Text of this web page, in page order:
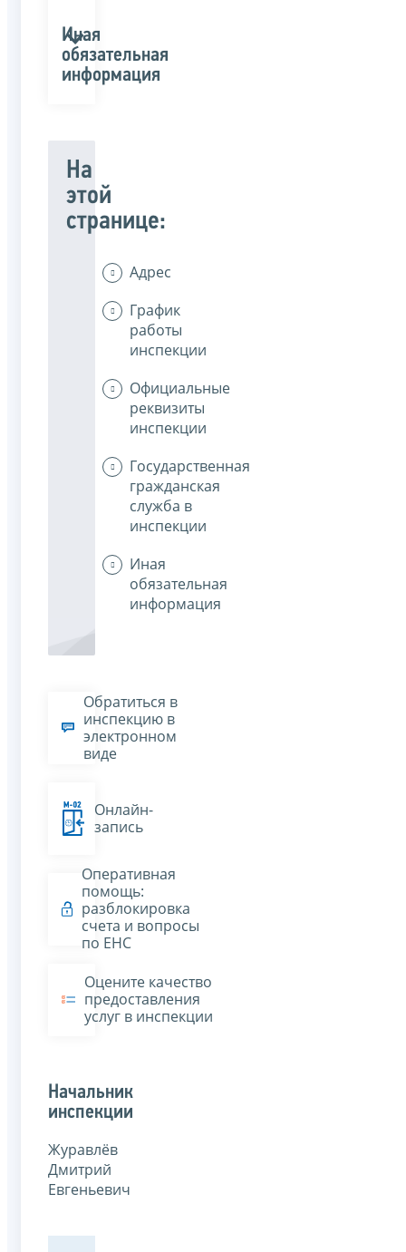
Иная
обязательная
информация
На
этой
странице:
Адрес
График
работы
инспекции
Официальные
реквизиты
инспекции
Государственная
гражданская
служба в
инспекции
Иная
обязательная
информация
Обратиться в
инспекцию в
электронном
виде
Онлайн-
запись
Оперативная
помощь:
разблокировка
счета и вопросы
по ЕНС
Оцените качество
предоставления
услуг в инспекции
Начальник
инспекции
Журавлёв
Дмитрий
Евгеньевич